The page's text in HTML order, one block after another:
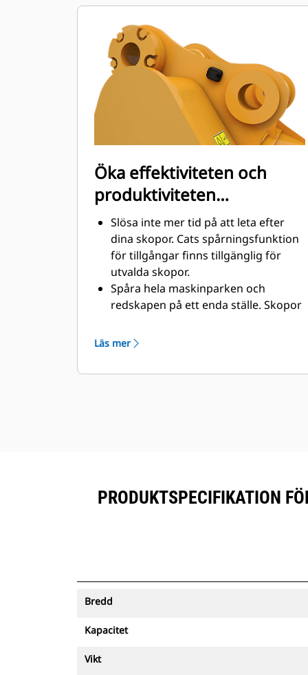
grävning. Cat-skoporna är
utformade för att skära genom
material snabbt för att förbättra
maskinens totala effektivitet.
Lasta mer material på kortare tid.
Skopans form och sidostänger håller
de flesta material i din skopa vid
varje lastning.
Öka effektiviteten och
produktiviteten
med integrerad Cat
Connect-teknik
Slösa inte mer tid på att leta efter
dina skopor. Cats spårningsfunktion
för tillgångar finns tillgänglig för
utvalda skopor.
Spåra hela maskinparken och
redskapen på ett enda ställe. Skopor
tillsammans med Product Link
Förvara dina tillgångar säkert.
Läs mer
PRODUKTSPECIFIKATION
Bredd
Kapacitet
Vikt